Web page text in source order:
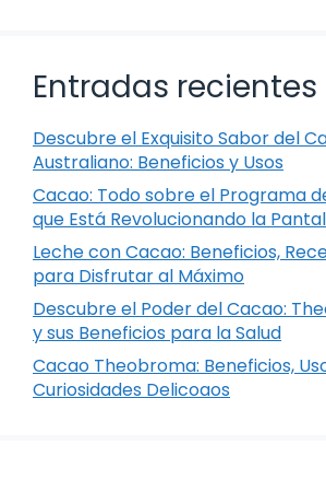
Entradas recientes
Descubre el Exquisito Sabor del
Australiano: Beneficios y Usos
Cacao: Todo sobre el Programa
que Está Revolucionando la
Leche con Cacao: Beneficios,
para Disfrutar al Máximo
Descubre el Poder del Cacao:
y sus Beneficios para la Salud
Cacao Theobroma: Beneficios,
Curiosidades Delicoaos